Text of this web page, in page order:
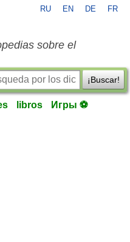
RU EN DE FR
sobre el
¡Buscar!
libros Игры ⚽